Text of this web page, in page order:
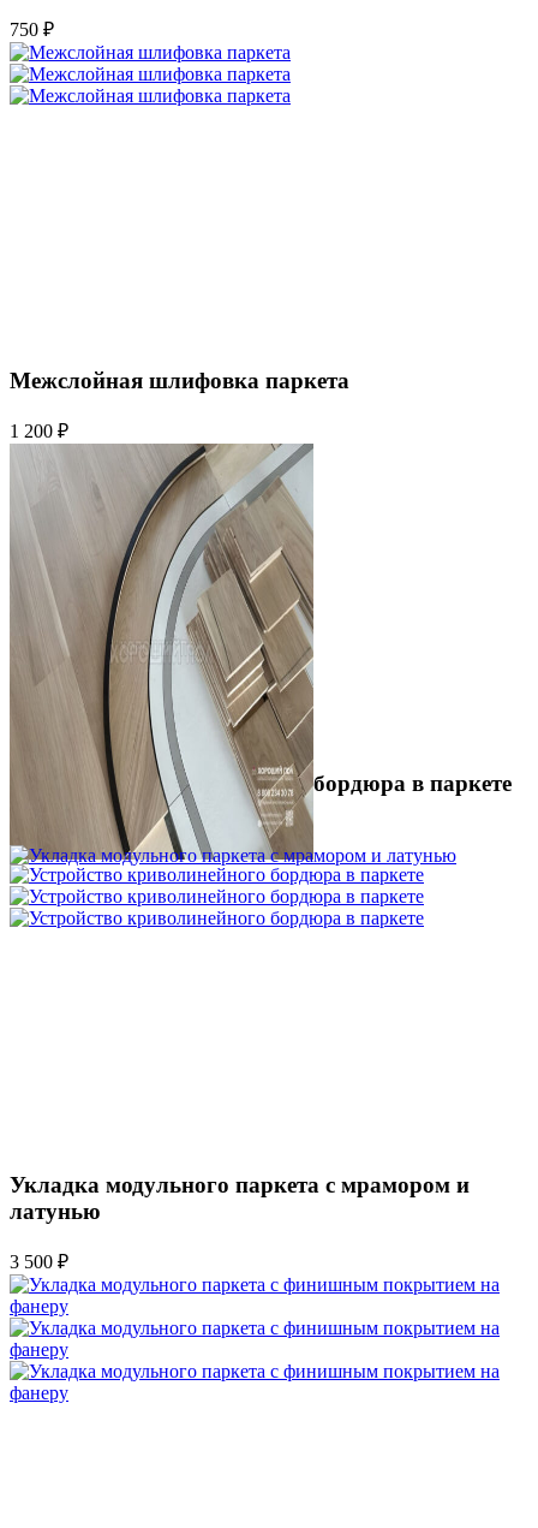
750 ₽
Межслойная шлифовка паркета
1 200 ₽
Устройство криволинейного бордюра в паркете
Укладка модульного паркета с мрамором и
латунью
3 500 ₽